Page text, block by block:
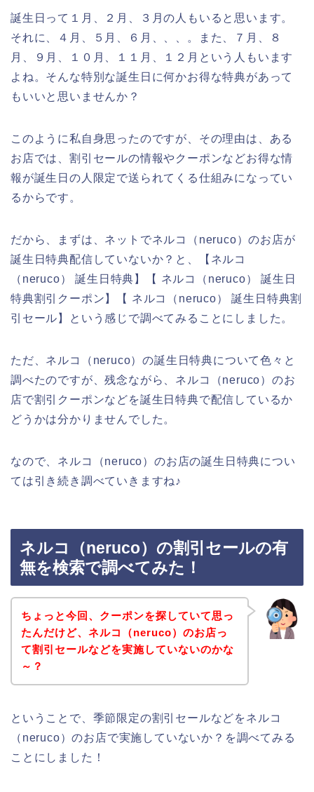
誕生日って１月、２月、３月の人もいると思います。
それに、４月、５月、６月、、、。また、７月、８
月、９月、１０月、１１月、１２月という人もいます
よね。そんな特別な誕生日に何かお得な特典があって
もいいと思いませんか？
このように私自身思ったのですが、その理由は、ある
お店では、割引セールの情報やクーポンなどお得な情
報が誕生日の人限定で送られてくる仕組みになってい
るからです。
だから、まずは、ネットでネルコ（neruco）のお店が
誕生日特典配信していないか？と、【ネルコ
（neruco） 誕生日特典】【 ネルコ（neruco） 誕生日
特典割引クーポン】【 ネルコ（neruco） 誕生日特典割
引セール】という感じで調べてみることにしました。
ただ、ネルコ（neruco）の誕生日特典について色々と
調べたのですが、残念ながら、ネルコ（neruco）のお
店で割引クーポンなどを誕生日特典で配信しているか
どうかは分かりませんでした。
なので、ネルコ（neruco）のお店の誕生日特典につい
ては引き続き調べていきますね♪
ネルコ（neruco）の割引セールの有
無を検索で調べてみた！
ちょっと今回、クーポンを探していて思っ
たんだけど、ネルコ（neruco）のお店っ
て割引セールなどを実施していないのかな
～？
ということで、季節限定の割引セールなどをネルコ
（neruco）のお店で実施していないか？を調べてみる
ことにしました！